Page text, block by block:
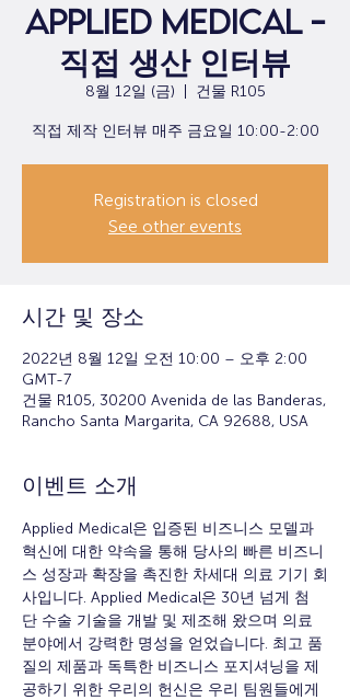
Applied Medical -
직접 생산 인터뷰
8월 12일 (금) 건물 R105
직접 제작 인터뷰 매주 금요일 10:00-2:00
Registration is closed
See other events
시간 및 장소
2022년 8월 12일 오전 10:00 – 오후 2:00
GMT-7
건물 R105, 30200 Avenida de las Banderas,
Rancho Santa Margarita, CA 92688, USA
이벤트 소개
Applied Medical은 입증된 비즈니스 모델과
혁신에 대한 약속을 통해 당사의 빠른 비즈니
스 성장과 확장을 촉진한 차세대 의료 기기 회
사입니다. Applied Medical은 30년 넘게 첨
단 수술 기술을 개발 및 제조해 왔으며 의료
분야에서 강력한 명성을 얻었습니다. 최고 품
질의 제품과 독특한 비즈니스 포지셔닝을 제
공하기 위한 우리의 헌신은 우리 팀원들에게